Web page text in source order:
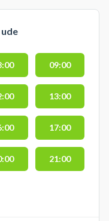
09:00
13:00
17:00
21:00